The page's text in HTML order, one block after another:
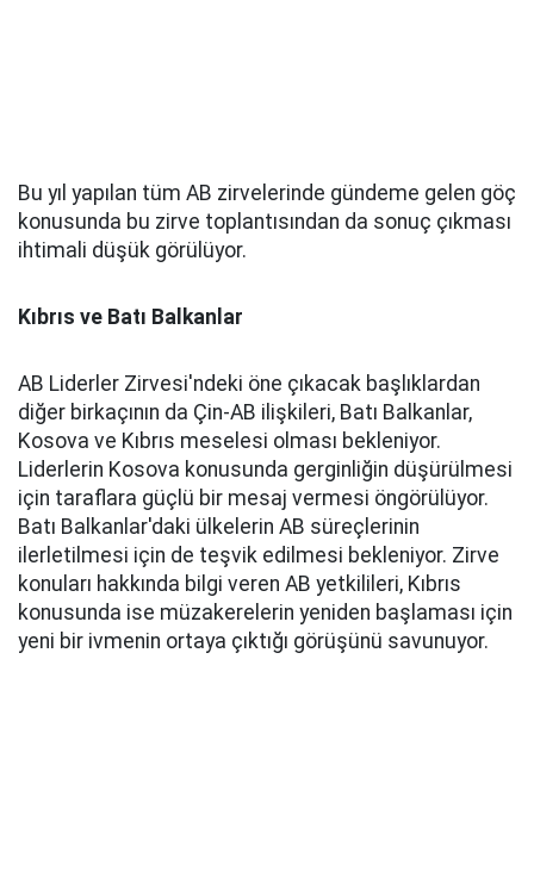
Bu yıl yapılan tüm AB zirvelerinde gündeme gelen göç
konusunda bu zirve toplantısından da sonuç çıkması
ihtimali düşük görülüyor.
Kıbrıs ve Batı Balkanlar
AB Liderler Zirvesi'ndeki öne çıkacak başlıklardan
diğer birkaçının da Çin-AB ilişkileri, Batı Balkanlar,
Kosova ve Kıbrıs meselesi olması bekleniyor.
Liderlerin Kosova konusunda gerginliğin düşürülmesi
için taraflara güçlü bir mesaj vermesi öngörülüyor.
Batı Balkanlar'daki ülkelerin AB süreçlerinin
ilerletilmesi için de teşvik edilmesi bekleniyor. Zirve
konuları hakkında bilgi veren AB yetkilileri, Kıbrıs
konusunda ise müzakerelerin yeniden başlaması için
yeni bir ivmenin ortaya çıktığı görüşünü savunuyor.